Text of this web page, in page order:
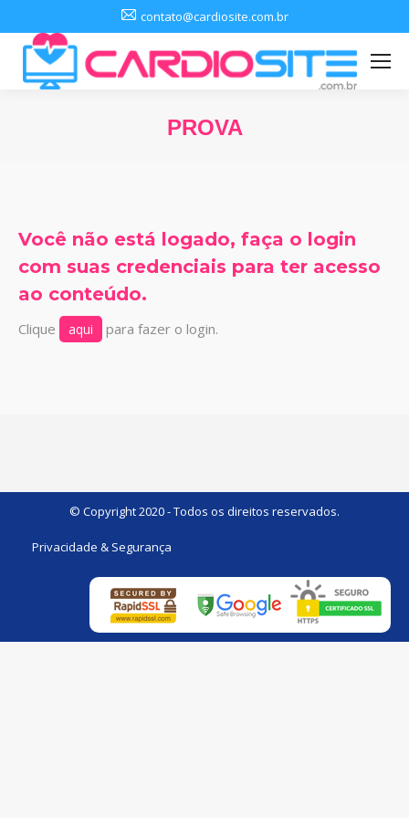
contato@cardiosite.com.br
PROVA
Você não está logado, faça o login
com suas credenciais para ter acesso
ao conteúdo.
Clique aqui para fazer o login.
© Copyright 2020 - Todos os direitos reservados.
Privacidade & Segurança